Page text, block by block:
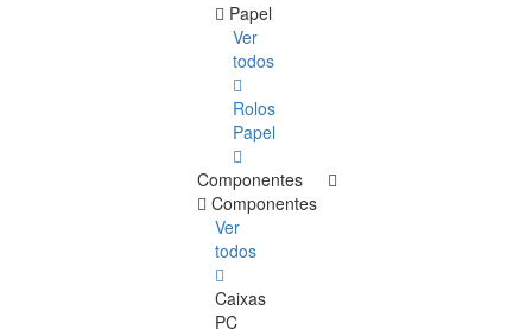
Papel
Ver
todos
Rolos
Papel
Componentes
Componentes
Ver
todos
Caixas
PC